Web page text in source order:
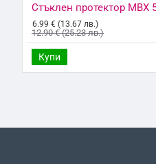
6.99 € (13.67 лв.)
12.90 € (25.23 лв.)
Купи